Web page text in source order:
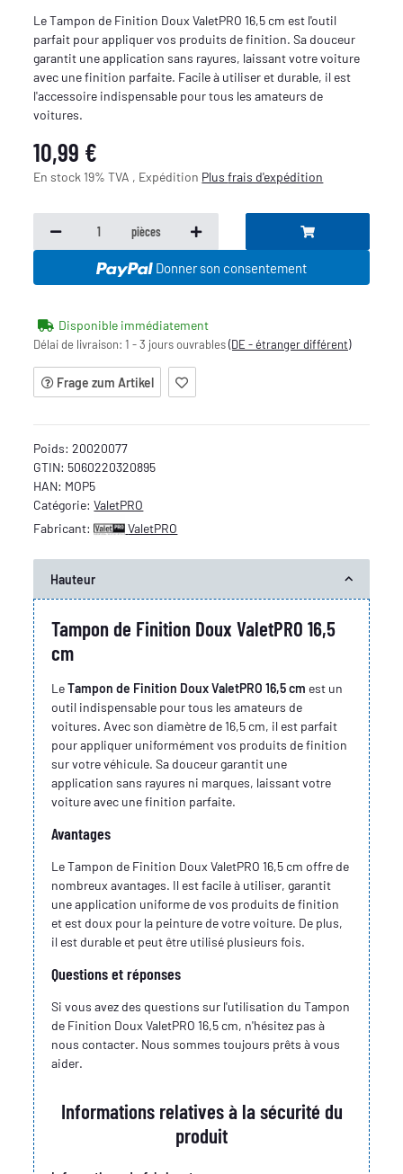
Le Tampon de Finition Doux ValetPRO 16,5 cm est l'outil
parfait pour appliquer vos produits de finition. Sa douceur
garantit une application sans rayures, laissant votre voiture
avec une finition parfaite. Facile à utiliser et durable, il est
l'accessoire indispensable pour tous les amateurs de
voitures.
10,99 €
En stock 19% TVA , Expédition Plusfrais d'expédition
pièces
Donner son consentement
Disponible immédiatement
Délai de livraison:1 - 3 jours ouvrables(DE - étranger différent)
Frage zum Artikel
Poids:20020077
GTIN: 5060220320895
HAN: MOP5
Catégorie:ValetPRO
Fabricant:
ValetPRO
Hauteur
Tampon de Finition Doux ValetPRO 16,5
cm
LeTampon de Finition Doux ValetPRO 16,5 cm est un
outil indispensable pour tous les amateurs de
voitures. Avec son diamètre de 16,5 cm, il est parfait
pour appliquer uniformément vos produits de finition
sur votre véhicule. Sa douceur garantit une
application sans rayures ni marques, laissant votre
voiture avec une finition parfaite.
Avantages
Le Tampon de Finition Doux ValetPRO 16,5 cm offre de
nombreux avantages. Il est facile à utiliser, garantit
une application uniforme de vos produits de finition
et est doux pour la peinture de votre voiture. De plus,
il est durable et peut être utilisé plusieurs fois.
Questions et réponses
Si vous avez des questions sur l'utilisation du Tampon
de Finition Doux ValetPRO 16,5 cm, n'hésitez pas à
nous contacter. Nous sommes toujours prêts à vous
aider.
Informations relatives à la sécurité du
produit